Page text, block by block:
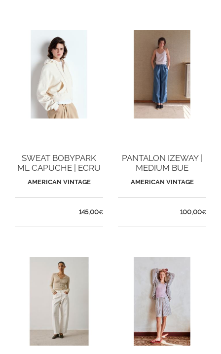
SWEAT BOBYPARK
ML CAPUCHE | ECRU
AMERICAN VINTAGE
145,00€
PANTALON IZEWAY |
MEDIUM BUE
AMERICAN VINTAGE
100,00€